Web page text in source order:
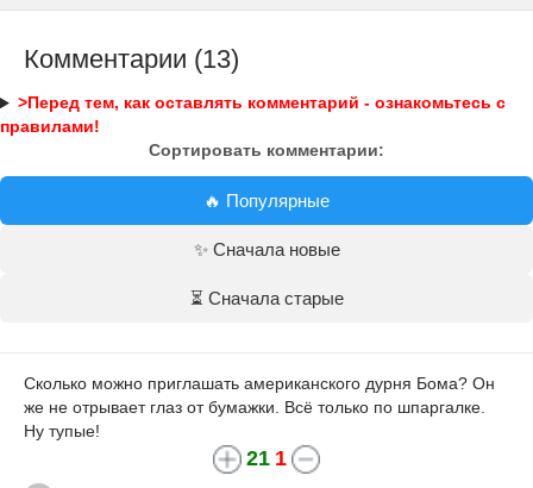
Комментарии (13)
>Перед тем, как оставлять комментарий - ознакомьтесь с
правилами!
Сортировать комментарии:
🔥 Популярные
✨ Сначала новые
⏳ Сначала старые
Сколько можно приглашать американского дурня Бома? Он
же не отрывает глаз от бумажки. Всё только по шпаргалке.
Ну тупые!
21 1